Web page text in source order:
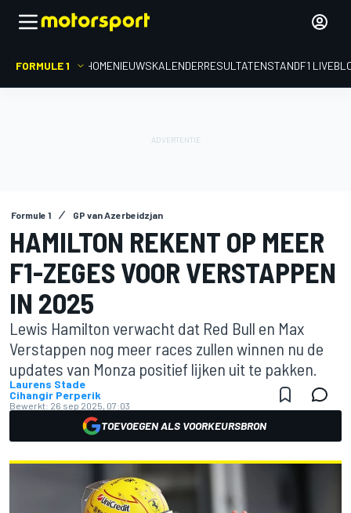
FORMULE 1 HOMENIEUWSKALENDERRESULTATENSTANDF1
Formule 1 GP van Azerbeidzjan
HAMILTON REKENT OP MEER
F1-ZEGES VOOR VERSTAPPEN
IN 2025
Lewis Hamilton verwacht dat Red Bull en Max
Verstappen nog meer races zullen winnen nu de
updates van Monza positief lijken uit te pakken.
Laurens Stade
Cihangir Perperik
Bewerkt: 26 sep 2025, 07:03
TOEVOEGEN ALS VOORKEURSBRON